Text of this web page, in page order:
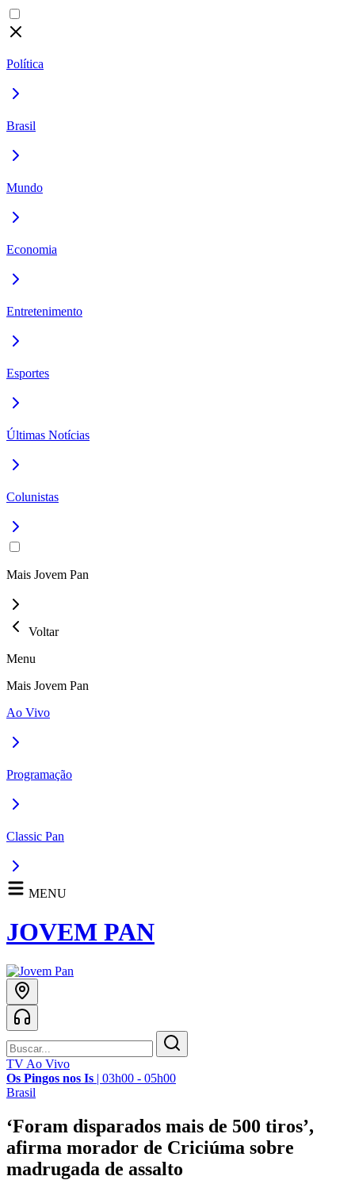
Política
Brasil
Mundo
Economia
Entretenimento
Esportes
Últimas Notícias
Colunistas
Mais Jovem Pan
Voltar
Menu
Mais Jovem Pan
Ao Vivo
Programação
Classic Pan
MENU
JOVEM PAN
TV Ao Vivo
Os Pingos nos Is | 03h00 - 05h00
Brasil
‘Foram disparados mais de 500 tiros’,
afirma morador de Criciúma sobre
madrugada de assalto